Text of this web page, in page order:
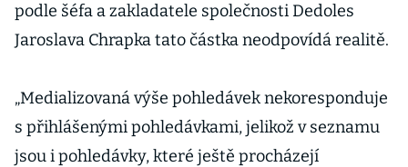
podle šéfa a zakladatele společnosti Dedoles
Jaroslava Chrapka tato částka neodpovídá realitě.
„Medializovaná výše pohledávek nekoresponduje
s přihlášenými pohledávkami, jelikož v seznamu
jsou i pohledávky, které ještě procházejí